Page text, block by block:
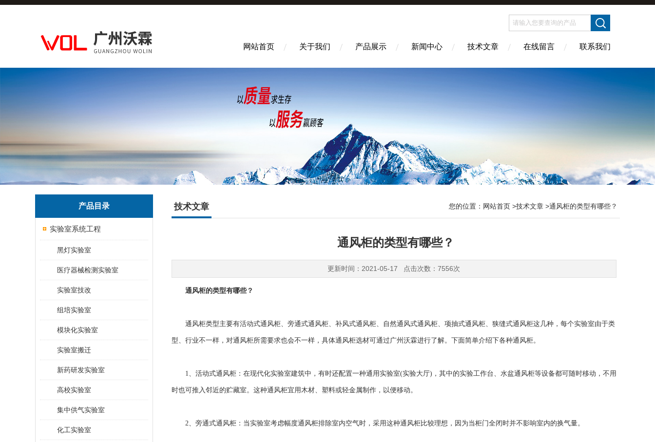
网站首页 关于我们 产品展示 新闻中心 技术文章 在线留言 联系我们
产品目录
实验室系统工程
黑灯实验室
医疗器械检测实验室
实验室技改
组培实验室
模块化实验室
实验室搬迁
新药研发实验室
高校实验室
集中供气实验室
化工实验室
技术文章 您的位置： 网站首页 >技术文章 >通风柜的类型有哪些？
通风柜的类型有哪些？
更新时间：2021-05-17 点击次数：7556次
通风柜的类型有哪些？
通风柜类型主要有活动式通风柜、旁通式通风柜、补风式通风柜、自然通风式通风柜、项抽式通风柜、狭缝式通风柜这几种，每个实验室由于类
型、行业不一样，对通风柜所需要求也会不一样，具体通风柜选材可通过广州沃霖进行了解。下面简单介绍下各种通风柜。
1、活动式通风柜：在现代化实验室建筑中，有时还配置一种通用实验室(实验大厅)，其中的实验工作台、水盆通风柜等设备都可随时移动，不用
时也可推入邻近的贮藏室。这种通风柜宜用木材、塑料或轻金属制作，以便移动。
2、旁通式通风柜：当实验室考虑幅度通风柜排除室内空气时，采用这种通风柜比较理想，因为当柜门全闭时并不影响室内的换气量。